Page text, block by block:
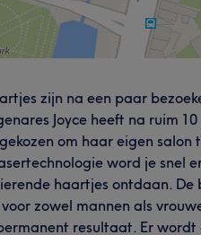
zijn na een paar
Joyce heeft na ruim
om haar eigen salon
word je snel
haartjes ontdaan.
zowel mannen als
resultaat. Er